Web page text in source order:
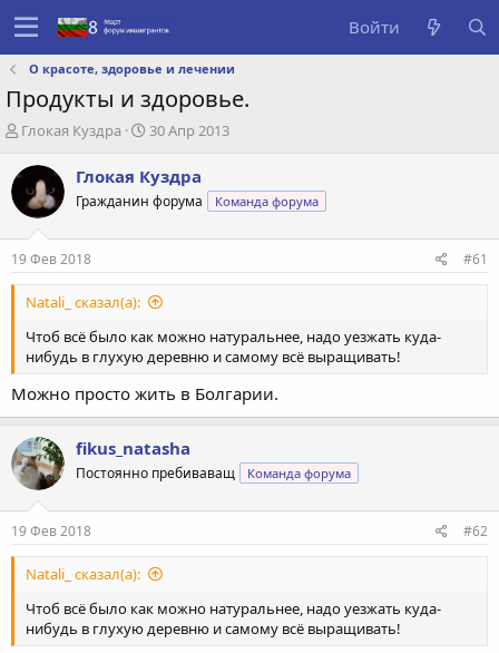
Войти
О красоте, здоровье и лечении
Продукты и здоровье.
А
т
о
р
е
м
Глокая Куздра
Д
т
а
с
а
н
и
я
30 Апр 2013
Глокая Куздра
Гражданин форума Команда форума
19 Фев 2018 #61
Natali_ сказал(а):
Чтоб всё было как можно натуральнее, надо уезжать куда-
нибудь в глухую деревню и самому всё выращивать!
Можно просто жить в Болгарии.
fikus_natasha
Постоянно пребиваващ Команда форума
19 Фев 2018 #62
Natali_ сказал(а):
Чтоб всё было как можно натуральнее, надо уезжать куда-
нибудь в глухую деревню и самому всё выращивать!